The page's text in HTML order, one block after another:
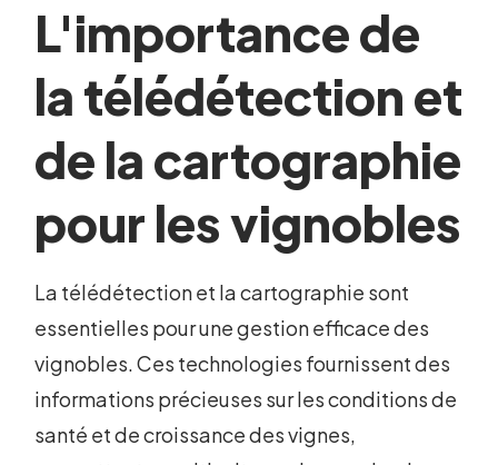
L'importance de
la télédétection et
de la cartographie
pour les vignobles
La télédétection et la cartographie sont
essentielles pour une gestion efficace des
vignobles. Ces technologies fournissent des
informations précieuses sur les conditions de
santé et de croissance des vignes,